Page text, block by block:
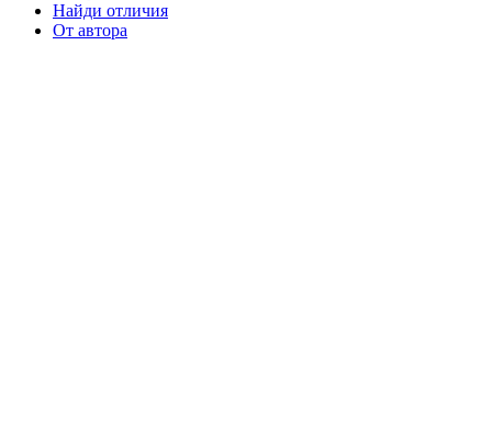
Найди отличия
От автора